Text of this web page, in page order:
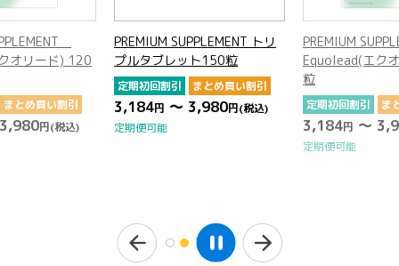
トリ
150粒
円(税込)
PREMIUM SUPPLEMENT
Equolead(エクオリード) 120
粒
定期初回割引 まとめ買い割引
3,184円～ 3,980
PREMIUM
プルタブレット
定期初回割引
3,184円～
定期便可能